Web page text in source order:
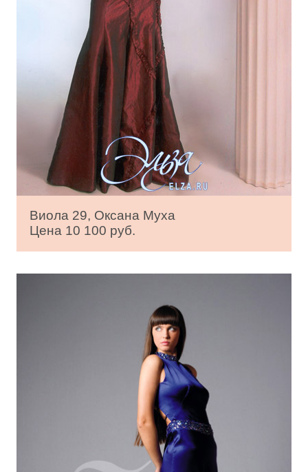
Виола 29, Оксана Муха
Цена 10 100 руб.